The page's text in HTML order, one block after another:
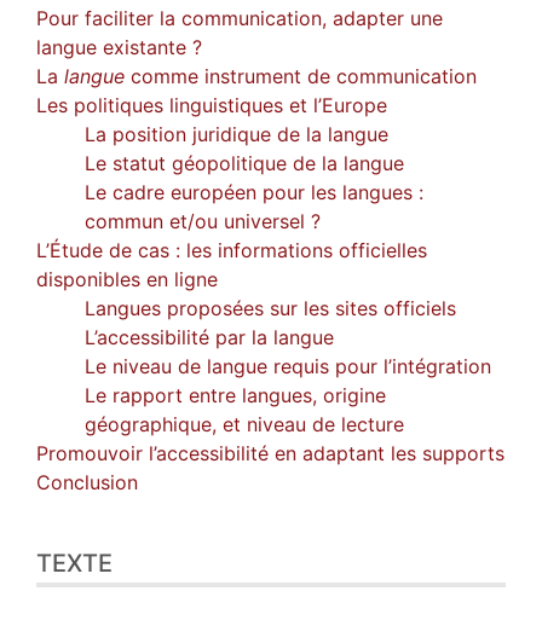
Pour faciliter la communication, adapter une
langue existante ?
La langue comme instrument de communication
Les politiques linguistiques et l’Europe
La position juridique de la langue
Le statut géopolitique de la langue
Le cadre européen pour les langues :
commun et/ou universel ?
L’Étude de cas : les informations officielles
disponibles en ligne
Langues proposées sur les sites officiels
L’accessibilité par la langue
Le niveau de langue requis pour l’intégration
Le rapport entre langues, origine
géographique, et niveau de lecture
Promouvoir l’accessibilité en adaptant les supports
Conclusion
TEXTE